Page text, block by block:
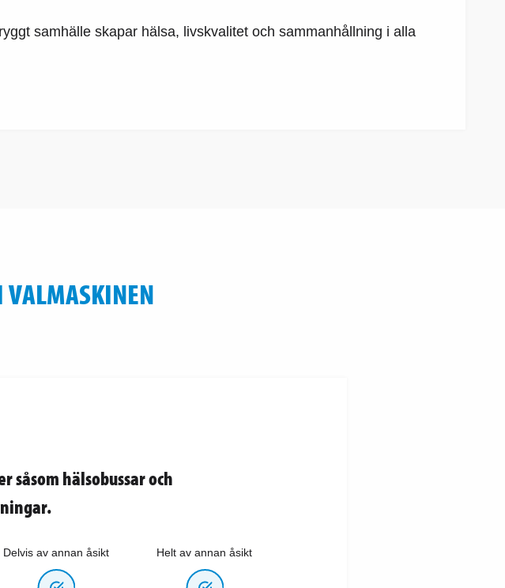
samhälle skapar hälsa, livskvalitet och sammanhållning i alla
VALMASKINEN
såsom hälsobussar och
Delvis av annan åsikt Helt av annan åsikt